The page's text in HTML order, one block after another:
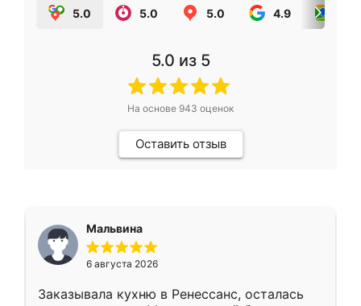
5.0 5.0 5.0 4.9
5.0 из 5
На основе 943 оценок
Оставить отзыв
Мальвина
6 августа 2026
Заказывала кухню в Ренессанс, осталась